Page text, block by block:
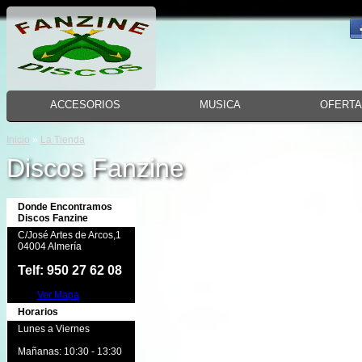
ACCESORIOS MUSICA
Inicio » La Tienda
Discos Fanzine
Donde Encontramos
Discos Fanzine
C/José Artes de Arcos,1
04004 Almería
Telf: 950 27 62 08
Ver Mapa
Horarios
Lunes a Viernes
Mañanas: 10:30 - 13:30